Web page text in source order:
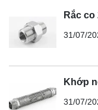
Rắc co
31/07/
Khớp
31/07/